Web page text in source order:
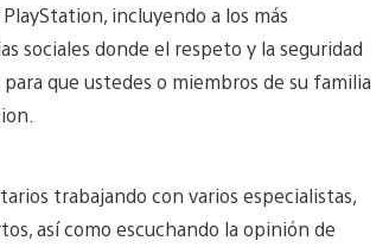
incluyendo a los más
sociales donde el respeto y la seguridad
que ustedes o miembros de su familia
trabajando con varios especialistas,
así como escuchando la opinión de